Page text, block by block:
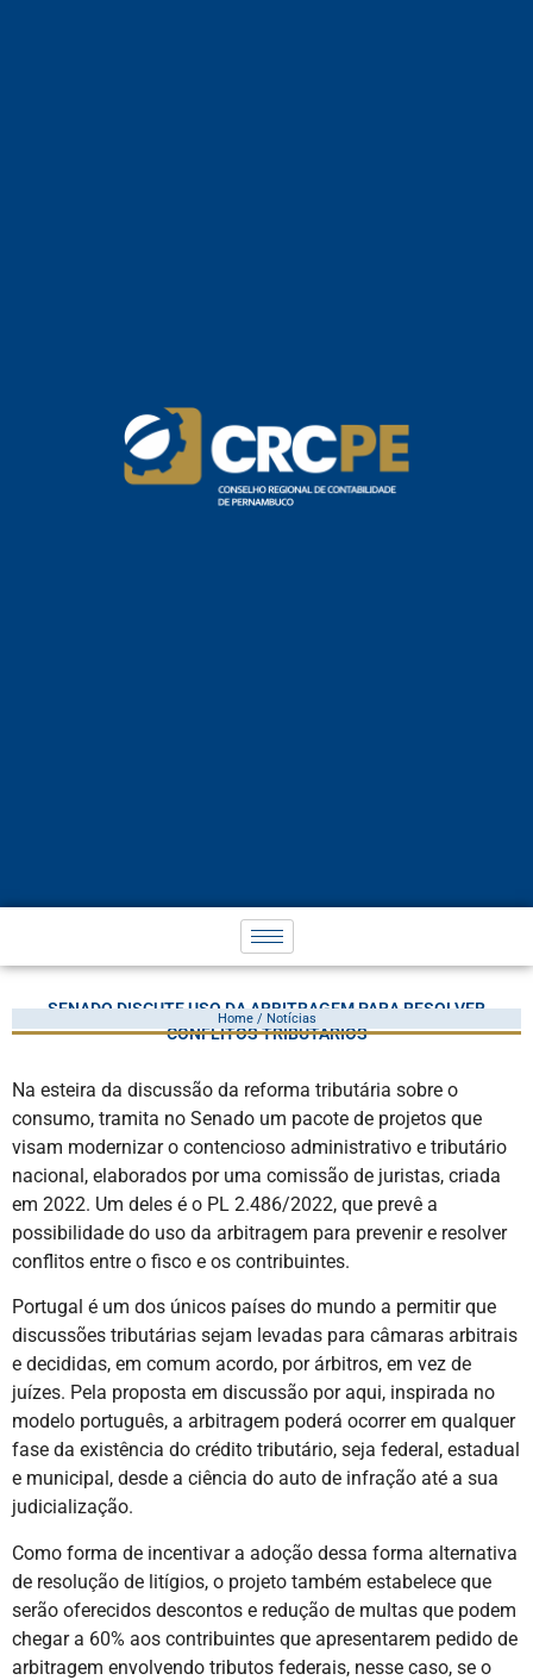
SENADO DISCUTE USO DA ARBITRAGEM PARA RESOLVER
CONFLITOS TRIBUTÁRIOS
Home / Notícias
Na esteira da discussão da reforma tributária sobre o
consumo, tramita no Senado um pacote de projetos que
visam modernizar o contencioso administrativo e tributário
nacional, elaborados por uma comissão de juristas, criada
em 2022. Um deles é o PL 2.486/2022, que prevê a
possibilidade do uso da arbitragem para prevenir e resolver
conflitos entre o fisco e os contribuintes.
Portugal é um dos únicos países do mundo a permitir que
discussões tributárias sejam levadas para câmaras arbitrais
e decididas, em comum acordo, por árbitros, em vez de
juízes. Pela proposta em discussão por aqui, inspirada no
modelo português, a arbitragem poderá ocorrer em qualquer
fase da existência do crédito tributário, seja federal, estadual
e municipal, desde a ciência do auto de infração até a sua
judicialização.
Como forma de incentivar a adoção dessa forma alternativa
de resolução de litígios, o projeto também estabelece que
serão oferecidos descontos e redução de multas que podem
chegar a 60% aos contribuintes que apresentarem pedido de
arbitragem envolvendo tributos federais, nesse caso, se o